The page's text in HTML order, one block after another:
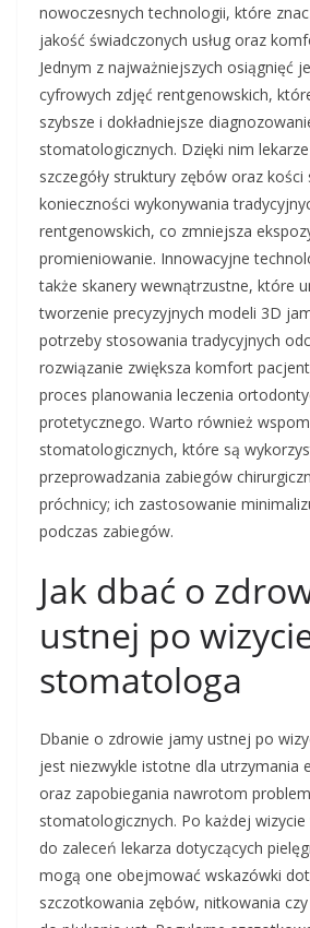
nowoczesnych technologii, które
jakość świadczonych usług oraz
Jednym z najważniejszych osiągnięć
cyfrowych zdjęć rentgenowskich,
szybsze i dokładniejsze
stomatologicznych. Dzięki nim
szczegóły struktury zębów oraz kości
konieczności wykonywania
rentgenowskich, co zmniejsza
promieniowanie. Innowacyjne
także skanery wewnątrzustne, które
tworzenie precyzyjnych modeli 3D
potrzeby stosowania tradycyjnych
rozwiązanie zwiększa komfort
proces planowania leczenia
protetycznego. Warto również
stomatologicznych, które są
przeprowadzania zabiegów
próchnicy; ich zastosowanie
podczas zabiegów.
Jak dbać o
ustnej po
stomatologa
Dbanie o zdrowie jamy ustnej po
jest niezwykle istotne dla utrzymania
oraz zapobiegania nawrotom
stomatologicznych. Po każdej
do zaleceń lekarza dotyczących
mogą one obejmować wskazówki
szczotkowania zębów, nitkowania